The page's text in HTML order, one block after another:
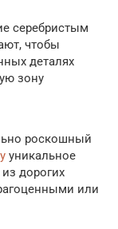
серебристым
чтобы
деталях
зону
роскошный
уникальное
дорогих
или